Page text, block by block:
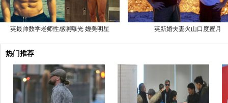
英最帅数学老师性感照曝光 媲美明星 英新婚夫妻火山口度蜜月
热门推荐